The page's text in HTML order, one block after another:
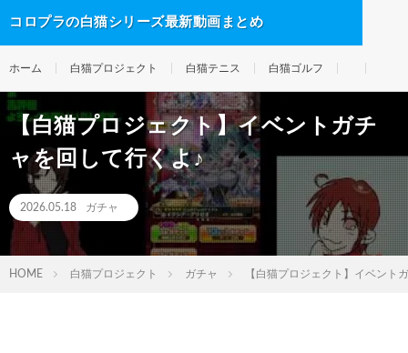
コロプラの白猫シリーズ最新動画まとめ
ホーム 白猫プロジェクト 白猫テニス 白猫ゴルフ
【白猫プロジェクト】イベントガチ
ャを回して行くよ♪
2026.05.18 ガチャ
HOME 白猫プロジェクト ガチャ 【白猫プロジェクト】イベント